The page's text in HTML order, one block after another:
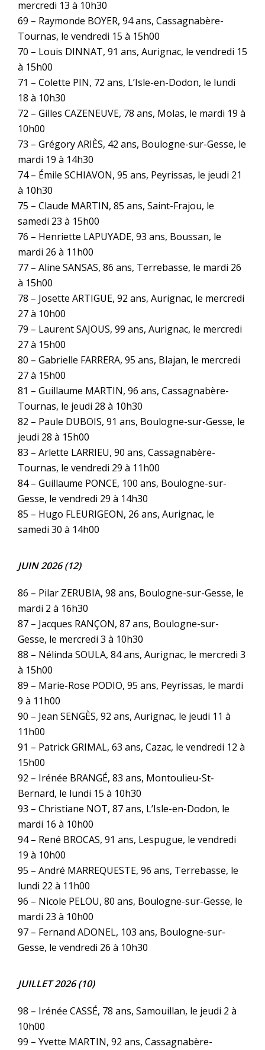
mercredi 13 à 10h30
69 – Raymonde BOYER, 94 ans, Cassagnabère-
Tournas, le vendredi 15 à 15h00
70 – Louis DINNAT, 91 ans, Aurignac, le vendredi 15
à 15h00
71 – Colette PIN, 72 ans, L’Isle-en-Dodon, le lundi
18 à 10h30
72 – Gilles CAZENEUVE, 78 ans, Molas, le mardi 19 à
10h00
73 – Grégory ARIÈS, 42 ans, Boulogne-sur-Gesse, le
mardi 19 à 14h30
74 – Émile SCHIAVON, 95 ans, Peyrissas, le jeudi 21
à 10h30
75 – Claude MARTIN, 85 ans, Saint-Frajou, le
samedi 23 à 15h00
76 – Henriette LAPUYADE, 93 ans, Boussan, le
mardi 26 à 11h00
77 – Aline SANSAS, 86 ans, Terrebasse, le mardi 26
à 15h00
78 – Josette ARTIGUE, 92 ans, Aurignac, le mercredi
27 à 10h00
79 – Laurent SAJOUS, 99 ans, Aurignac, le mercredi
27 à 15h00
80 – Gabrielle FARRERA, 95 ans, Blajan, le mercredi
27 à 15h00
81 – Guillaume MARTIN, 96 ans, Cassagnabère-
Tournas, le jeudi 28 à 10h30
82 – Paule DUBOIS, 91 ans, Boulogne-sur-Gesse, le
jeudi 28 à 15h00
83 – Arlette LARRIEU, 90 ans, Cassagnabère-
Tournas, le vendredi 29 à 11h00
84 – Guillaume PONCE, 100 ans, Boulogne-sur-
Gesse, le vendredi 29 à 14h30
85 – Hugo FLEURIGEON, 26 ans, Aurignac, le
samedi 30 à 14h00
JUIN 2026 (12)
86 – Pilar ZERUBIA, 98 ans, Boulogne-sur-Gesse, le
mardi 2 à 16h30
87 – Jacques RANÇON, 87 ans, Boulogne-sur-
Gesse, le mercredi 3 à 10h30
88 – Nélinda SOULA, 84 ans, Aurignac, le mercredi 3
à 15h00
89 – Marie-Rose PODIO, 95 ans, Peyrissas, le mardi
9 à 11h00
90 – Jean SENGÈS, 92 ans, Aurignac, le jeudi 11 à
11h00
91 – Patrick GRIMAL, 63 ans, Cazac, le vendredi 12 à
15h00
92 – Irénée BRANGÉ, 83 ans, Montoulieu-St-
Bernard, le lundi 15 à 10h30
93 – Christiane NOT, 87 ans, L’Isle-en-Dodon, le
mardi 16 à 10h00
94 – René BROCAS, 91 ans, Lespugue, le vendredi
19 à 10h00
95 – André MARREQUESTE, 96 ans, Terrebasse, le
lundi 22 à 11h00
96 – Nicole PELOU, 80 ans, Boulogne-sur-Gesse, le
mardi 23 à 10h00
97 – Fernand ADONEL, 103 ans, Boulogne-sur-
Gesse, le vendredi 26 à 10h30
JUILLET 2026 (10)
98 – Irénée CASSÉ, 78 ans, Samouillan, le jeudi 2 à
10h00
99 – Yvette MARTIN, 92 ans, Cassagnabère-